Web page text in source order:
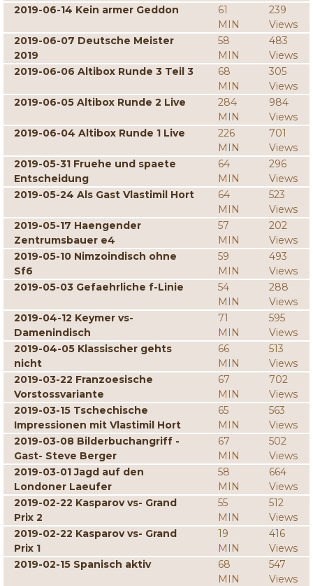
2019-06-14 Kein armer Geddon
61
MIN
239
Views
2019-06-07 Deutsche Meister
2019
58
MIN
483
Views
2019-06-06 Altibox Runde 3 Teil 3
68
MIN
305
Views
2019-06-05 Altibox Runde 2 Live
284
MIN
984
Views
2019-06-04 Altibox Runde 1 Live
226
MIN
701
Views
2019-05-31 Fruehe und spaete
Entscheidung
64
MIN
296
Views
2019-05-24 Als Gast Vlastimil Hort
64
MIN
523
Views
2019-05-17 Haengender
Zentrumsbauer e4
57
MIN
202
Views
2019-05-10 Nimzoindisch ohne
Sf6
59
MIN
493
Views
2019-05-03 Gefaehrliche f-Linie
54
MIN
288
Views
2019-04-12 Keymer vs-
Damenindisch
71
MIN
595
Views
2019-04-05 Klassischer gehts
nicht
66
MIN
513
Views
2019-03-22 Franzoesische
Vorstossvariante
67
MIN
702
Views
2019-03-15 Tschechische
Impressionen mit Vlastimil Hort
65
MIN
563
Views
2019-03-08 Bilderbuchangriff -
Gast- Steve Berger
67
MIN
502
Views
2019-03-01 Jagd auf den
Londoner Laeufer
58
MIN
664
Views
2019-02-22 Kasparov vs- Grand
Prix 2
55
MIN
512
Views
2019-02-22 Kasparov vs- Grand
Prix 1
19
MIN
416
Views
2019-02-15 Spanisch aktiv
68
MIN
547
Views